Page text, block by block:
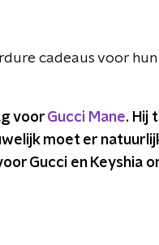
cadeaus voor
voor Gucci Mane. Hij
moet er
Gucci en Keyshia